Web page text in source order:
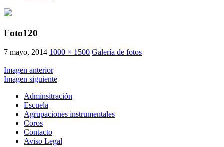
Foto120
7 mayo, 2014 1000 × 1500 Galería de fotos
Imagen anterior
Imagen siguiente
Adminsitración
Escuela
Agrupaciones instrumentales
Coros
Contacto
Aviso Legal